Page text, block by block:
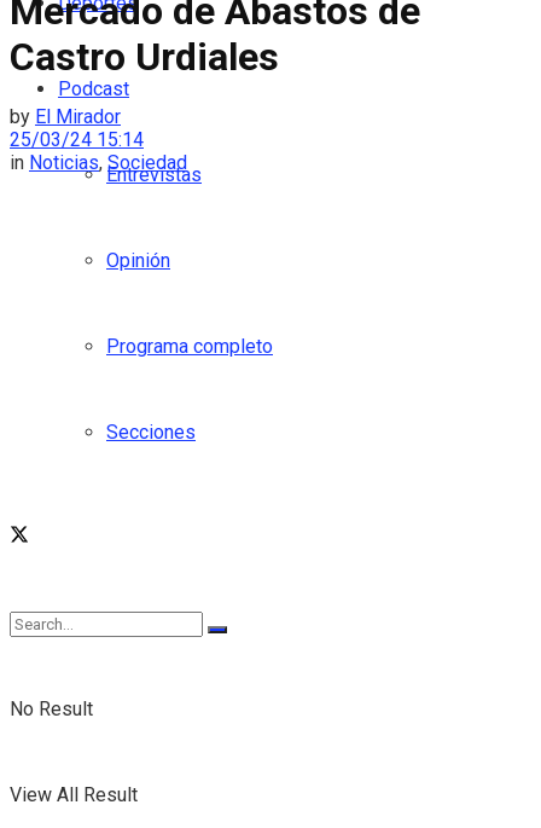
Podcast
Entrevistas
Opinión
Programa completo
Secciones
No Result
View All Result
Mercado de Abastos de
Castro Urdiales
by El Mirador
25/03/24 15:14
in Noticias, Sociedad